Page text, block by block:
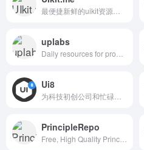
uplabs
Ui8
PrincipleRepo